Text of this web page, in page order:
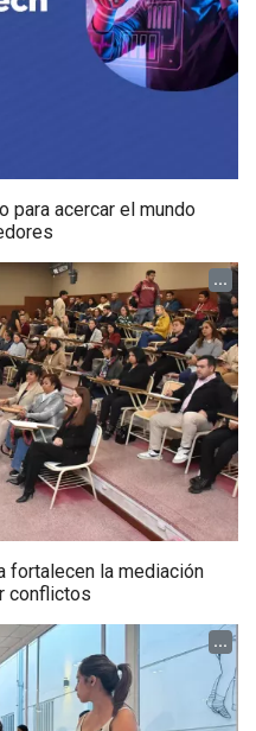
para acercar el mundo
...
fortalecen la mediación
conflictos
...